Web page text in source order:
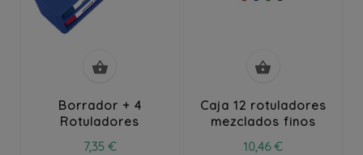

Borrador + 4
Rotuladores
7,35 €

Caja 12 rotuladores
mezclados finos
10,46 €